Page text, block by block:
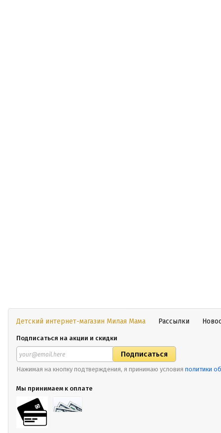
Детский интернет-магазин Милая Мама Рассылки
Подписаться на акции и скидки
Нажимая на кнопку подтверждения, я принимаю условия политики
Мы принимаем к оплате